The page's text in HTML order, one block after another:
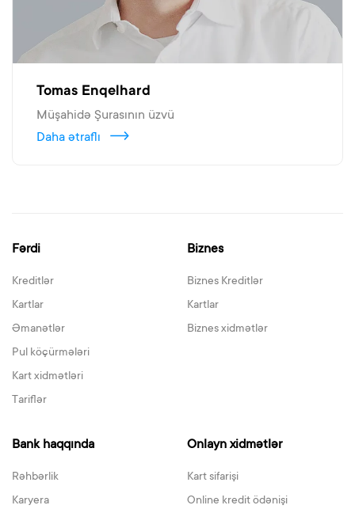
Tomas Enqelhard
Müşahidə Şurasının üzvü
Daha ətraflı
Fərdi
Kreditlər
Kartlar
Əmanətlər
Pul köçürmələri
Kart xidmətləri
Tariflər
Biznes
Biznes Kreditlər
Kartlar
Biznes xidmətlər
Bank haqqında
Rəhbərlik
Karyera
Onlayn xidmətlər
Kart sifarişi
Online kredit ödənişi